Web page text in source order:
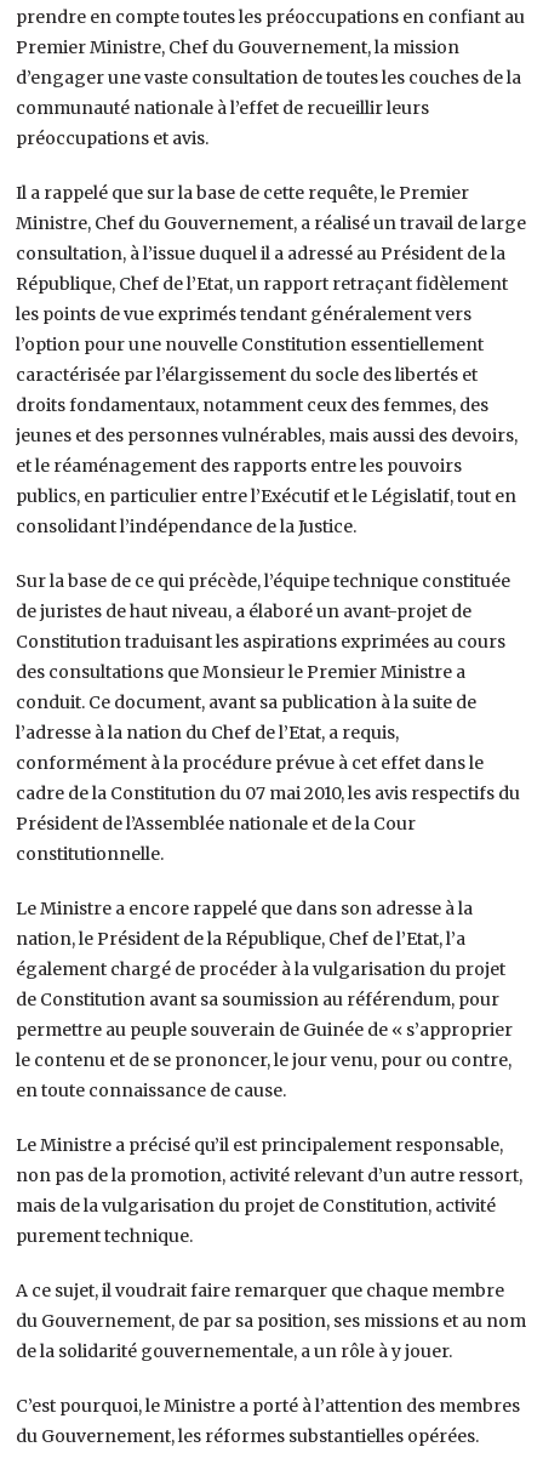
prendre en compte toutes les préoccupations en confiant au
Premier Ministre, Chef du Gouvernement, la mission
d’engager une vaste consultation de toutes les couches de la
communauté nationale à l’effet de recueillir leurs
préoccupations et avis.
Il a rappelé que sur la base de cette requête, le Premier
Ministre, Chef du Gouvernement, a réalisé un travail de large
consultation, à l’issue duquel il a adressé au Président de la
République, Chef de l’Etat, un rapport retraçant fidèlement
les points de vue exprimés tendant généralement vers
l’option pour une nouvelle Constitution essentiellement
caractérisée par l’élargissement du socle des libertés et
droits fondamentaux, notamment ceux des femmes, des
jeunes et des personnes vulnérables, mais aussi des devoirs,
et le réaménagement des rapports entre les pouvoirs
publics, en particulier entre l’Exécutif et le Législatif, tout en
consolidant l’indépendance de la Justice.
Sur la base de ce qui précède, l’équipe technique constituée
de juristes de haut niveau, a élaboré un avant-projet de
Constitution traduisant les aspirations exprimées au cours
des consultations que Monsieur le Premier Ministre a
conduit. Ce document, avant sa publication à la suite de
l’adresse à la nation du Chef de l’Etat, a requis,
conformément à la procédure prévue à cet effet dans le
cadre de la Constitution du 07 mai 2010, les avis respectifs du
Président de l’Assemblée nationale et de la Cour
constitutionnelle.
Le Ministre a encore rappelé que dans son adresse à la
nation, le Président de la République, Chef de l’Etat, l’a
également chargé de procéder à la vulgarisation du projet
de Constitution avant sa soumission au référendum, pour
permettre au peuple souverain de Guinée de « s’approprier
le contenu et de se prononcer, le jour venu, pour ou contre,
en toute connaissance de cause.
Le Ministre a précisé qu’il est principalement responsable,
non pas de la promotion, activité relevant d’un autre ressort,
mais de la vulgarisation du projet de Constitution, activité
purement technique.
A ce sujet, il voudrait faire remarquer que chaque membre
du Gouvernement, de par sa position, ses missions et au nom
de la solidarité gouvernementale, a un rôle à y jouer.
C’est pourquoi, le Ministre a porté à l’attention des membres
du Gouvernement, les réformes substantielles opérées.